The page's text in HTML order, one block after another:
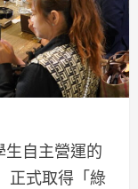
生自主營運的
正式取得「綠